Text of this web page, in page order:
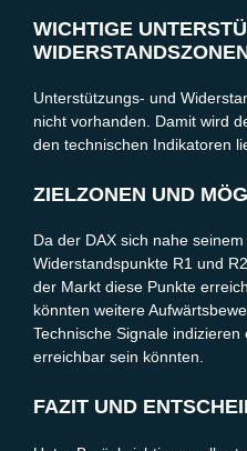
WICHTIGE
Unterstützungs- und
nicht vorhanden. Damit wird
den technischen Indikatoren
ZIELZONEN UND
Da der DAX sich nahe
Widerstandspunkte R1 und
der Markt diese Punkte
könnten weitere
Technische Signale
erreichbar sein könnten.
FAZIT UND